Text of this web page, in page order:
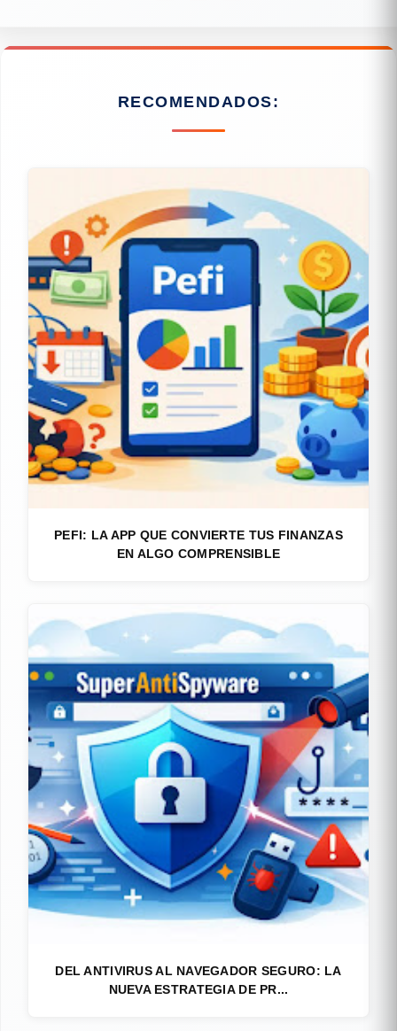
RECOMENDADOS:
PEFI: LA APP QUE CONVIERTE TUS FINANZAS
EN ALGO COMPRENSIBLE
DEL ANTIVIRUS AL NAVEGADOR SEGURO: LA
NUEVA ESTRATEGIA DE PR...